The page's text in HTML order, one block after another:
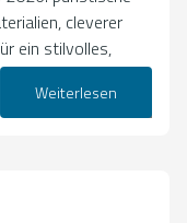
cleverer
ein stilvolles,
Weiterlesen